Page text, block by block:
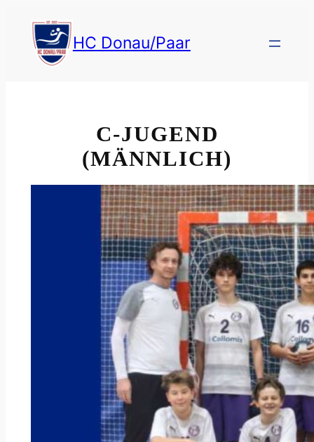
HC Donau/Paar
C-JUGEND
(MÄNNLICH)